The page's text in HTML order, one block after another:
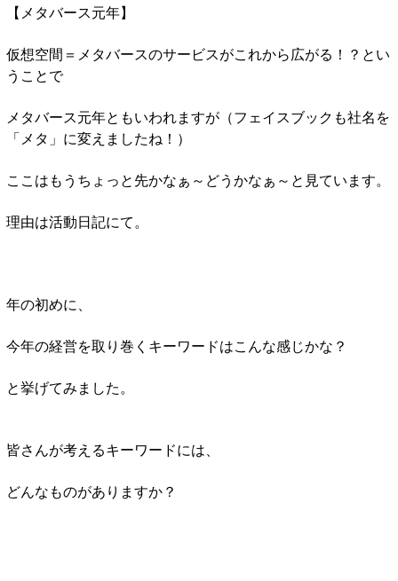
【メタバース元年】
仮想空間＝メタバースのサービスがこれから広がる！？とい
うことで
メタバース元年ともいわれますが（フェイスブックも社名を
「メタ」に変えましたね！）
ここはもうちょっと先かなぁ～どうかなぁ～と見ています。
理由は活動日記にて。
年の初めに、
今年の経営を取り巻くキーワードはこんな感じかな？
と挙げてみました。
皆さんが考えるキーワードには、
どんなものがありますか？